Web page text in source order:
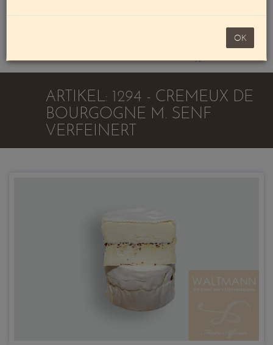
noch 100,00 €
Warenkorb
OK
ARTIKEL: 1294 - CREMEUX DE
BOURGOGNE M. SENF
VERFEINERT